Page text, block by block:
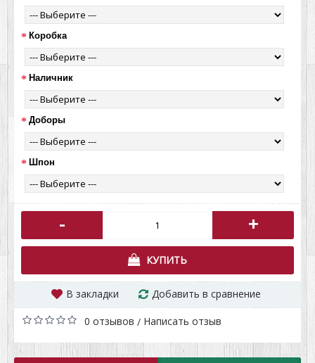
Коробка
Наличник
Доборы
Шпон
- +
КУПИТЬ
В закладки Добавить в сравнение
0 отзывов / Написать отзыв